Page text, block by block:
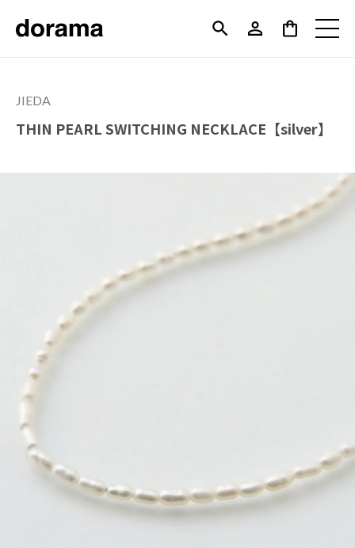
JIEDA
THIN PEARL SWITCHING NECKLACE【silver】